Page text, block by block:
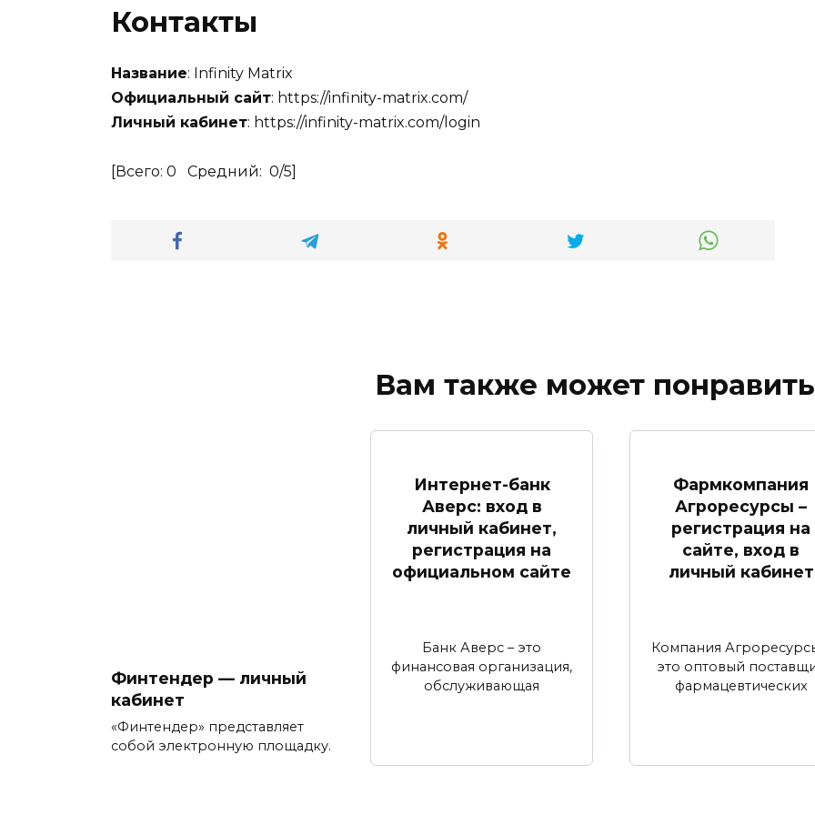
Контакты
Название: Infinity Matrix
Официальный сайт: https://infinity-matrix.com/
Личный кабинет: https://infinity-matrix.com/login
[Всего: 0 Средний: 0/5]
Вам также может
Финтендер — личный
кабинет
«Финтендер» представляет
собой электронную площадку.
Интернет-банк
Аверс: вход в
личный кабинет,
регистрация на
официальном сайте
Банк Аверс – это
финансовая организация,
обслуживающая
Фармкомпания
Агроресурсы –
регистрация на
сайте, вход в
личный кабинет
Компания
это оптовый
фармацевтических